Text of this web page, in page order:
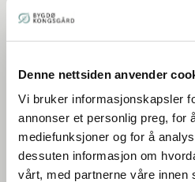
Denne nettsiden anvender
Vi bruker informasjonskapsler
annonser et personlig preg, for
mediefunksjoner og for å
dessuten informasjon om
vårt, med partnerne våre innen
Økologisk Eplemost
gården, blant annet fra
fra eplehagen på Gartneriet.
Eplemosten selges i
Arkadia på Norsk
Bygdø Kongsgård og i enkelte